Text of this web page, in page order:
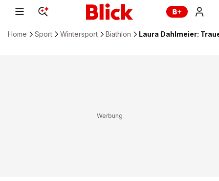
Home Sport Wintersport Biathlon Laura Dahlmeier: